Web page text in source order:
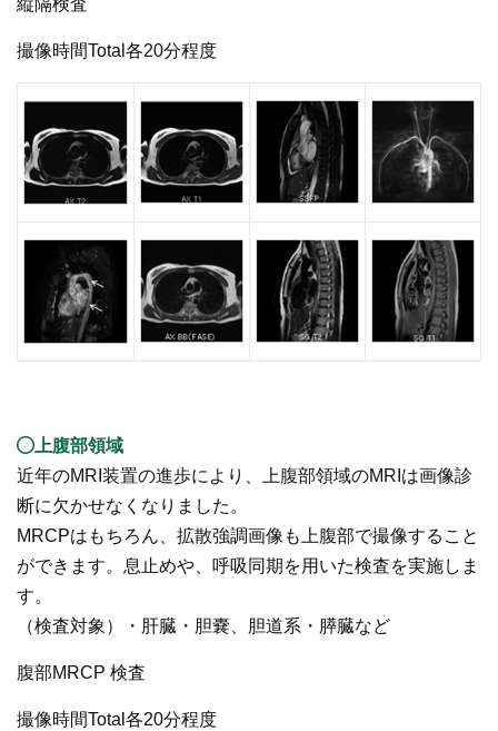
縦隔検査
撮像時間Total各20分程度
上腹部領域
近年のMRI装置の進歩により、上腹部領域のMRIは画像診
断に欠かせなくなりました。
MRCPはもちろん、拡散強調画像も上腹部で撮像すること
ができます。息止めや、呼吸同期を用いた検査を実施しま
す。
（検査対象）・肝臓・胆嚢、胆道系・膵臓など
腹部MRCP 検査
撮像時間Total各20分程度